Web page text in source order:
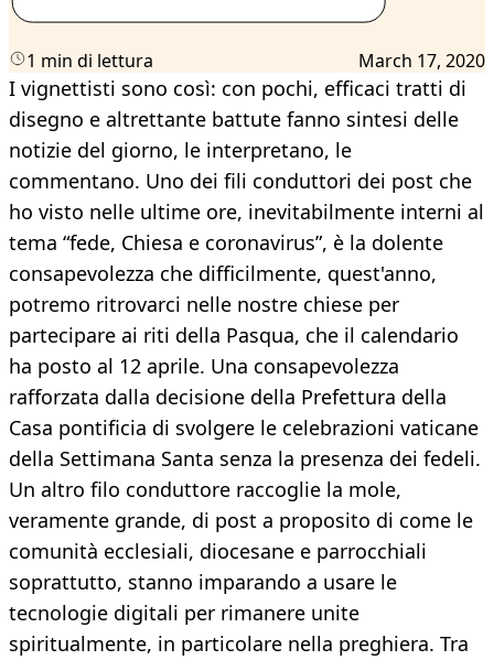
1 min di lettura March 17, 2020
I vignettisti sono così: con pochi, efficaci tratti di
disegno e altrettante battute fanno sintesi delle
notizie del giorno, le interpretano, le
commentano. Uno dei fili conduttori dei post che
ho visto nelle ultime ore, inevitabilmente interni al
tema “fede, Chiesa e coronavirus”, è la dolente
consapevolezza che difficilmente, quest'anno,
potremo ritrovarci nelle nostre chiese per
partecipare ai riti della Pasqua, che il calendario
ha posto al 12 aprile. Una consapevolezza
rafforzata dalla decisione della Prefettura della
Casa pontificia di svolgere le celebrazioni vaticane
della Settimana Santa senza la presenza dei fedeli.
Un altro filo conduttore raccoglie la mole,
veramente grande, di post a proposito di come le
comunità ecclesiali, diocesane e parrocchiali
soprattutto, stanno imparando a usare le
tecnologie digitali per rimanere unite
spiritualmente, in particolare nella preghiera. Tra